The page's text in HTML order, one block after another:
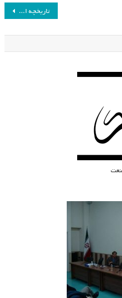
تاریخچه انجمن مطالعات برنامه درسی ایران